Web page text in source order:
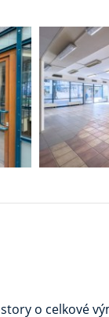
o celkové